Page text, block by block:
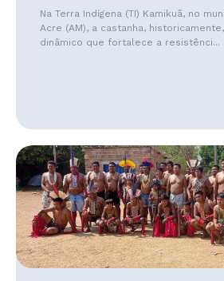
Na Terra Indígena (TI) Kamikuã, no
Acre (AM), a castanha,
dinâmico que fortalece a resistênci...